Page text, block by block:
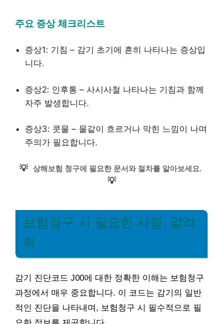
주요 증상 체크리스트
증상1: 기침 – 감기 초기에 흔히 나타나는 증상입
니다.
증상2: 인후통 – 사시사철 나타나는 기침과 함께
자주 발생합니다.
증상3: 콧물 – 물같이 흐르거나 막힌 느낌이 나며
주의가 필요합니다.
💡 상해보험 청구에 필요한 문서와 절차를 알아보세요.
💡
보험청구 시 필요한 사항, 알려
줘
감기 진단코드 J00에 대한 정확한 이해는 보험청구
과정에서 매우 중요합니다. 이 코드는 감기의 일반
적인 진단을 나타내며, 보험청구 시 필수적으로 필